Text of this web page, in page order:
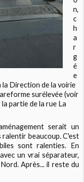
n,
c
h
a
r
g
é
e
la Direction de la voirie
surélevée (voir
partie de la rue La
serait un
ralentir beaucoup. C'est
sont ralenties. En
un vrai séparateur,
Après... il reste du